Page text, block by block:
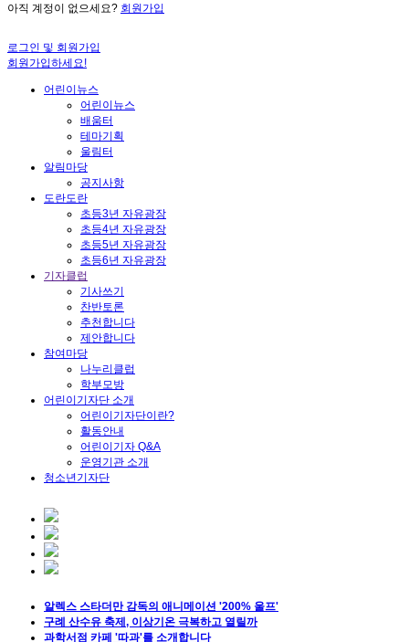
아직 계정이 없으세요? 회원가입
로그인 및 회원가입
회원가입하세요!
어린이뉴스
어린이뉴스
배움터
테마기획
울림터
알림마당
공지사항
도란도란
초등3년 자유광장
초등4년 자유광장
초등5년 자유광장
초등6년 자유광장
기자클럽
기사쓰기
찬반토론
추천합니다
제안합니다
참여마당
나누리클럽
학부모방
어린이기자단 소개
어린이기자단이란?
활동안내
어린이기자 Q&A
운영기관 소개
청소년기자단
알렉스 스타더만 감독의 애니메이션 '200% 울프'
구례 산수유 축제, 이상기온 극복하고 열릴까
과학서점 카페 '따과'를 소개합니다